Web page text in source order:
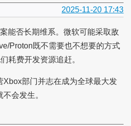
2025-11-20 17:43
能否长期维系。微软可能采取敌
Proton既不需要也不想要的方式
耗费开发资源追赶。
Xbox部门并志在成为全球最大发
会发生。